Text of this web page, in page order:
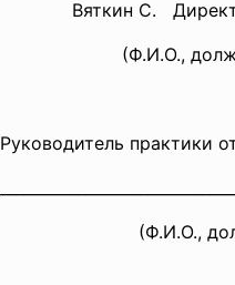
Вяткин С.
(Ф.И.О.,
Руководитель практики
(Ф.И.О.,